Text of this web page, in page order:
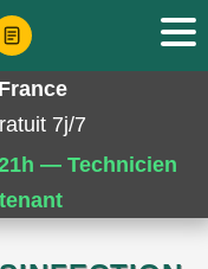
7j/7
— Technicien